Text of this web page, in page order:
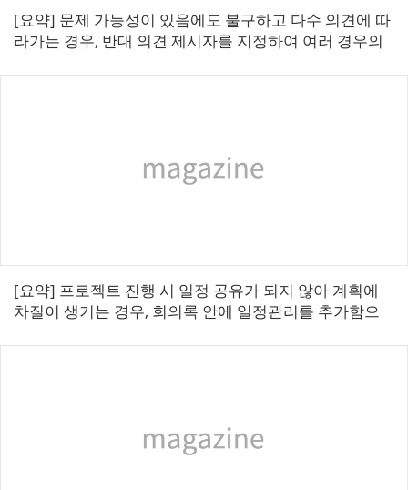
[요약] 문제 가능성이 있음에도 불구하고 다수 의견에 따
라가는 경우, 반대 의견 제시자를 지정하여 여러 경우의
견 제시형문제점 : 문제 가능성...
[요약] 프로젝트 진행 시 일정 공유가 되지 않아 계획에
차질이 생기는 경우, 회의록 안에 일정관리를 추가함으
문제점 : 프로젝트 진행 시 일정 ...